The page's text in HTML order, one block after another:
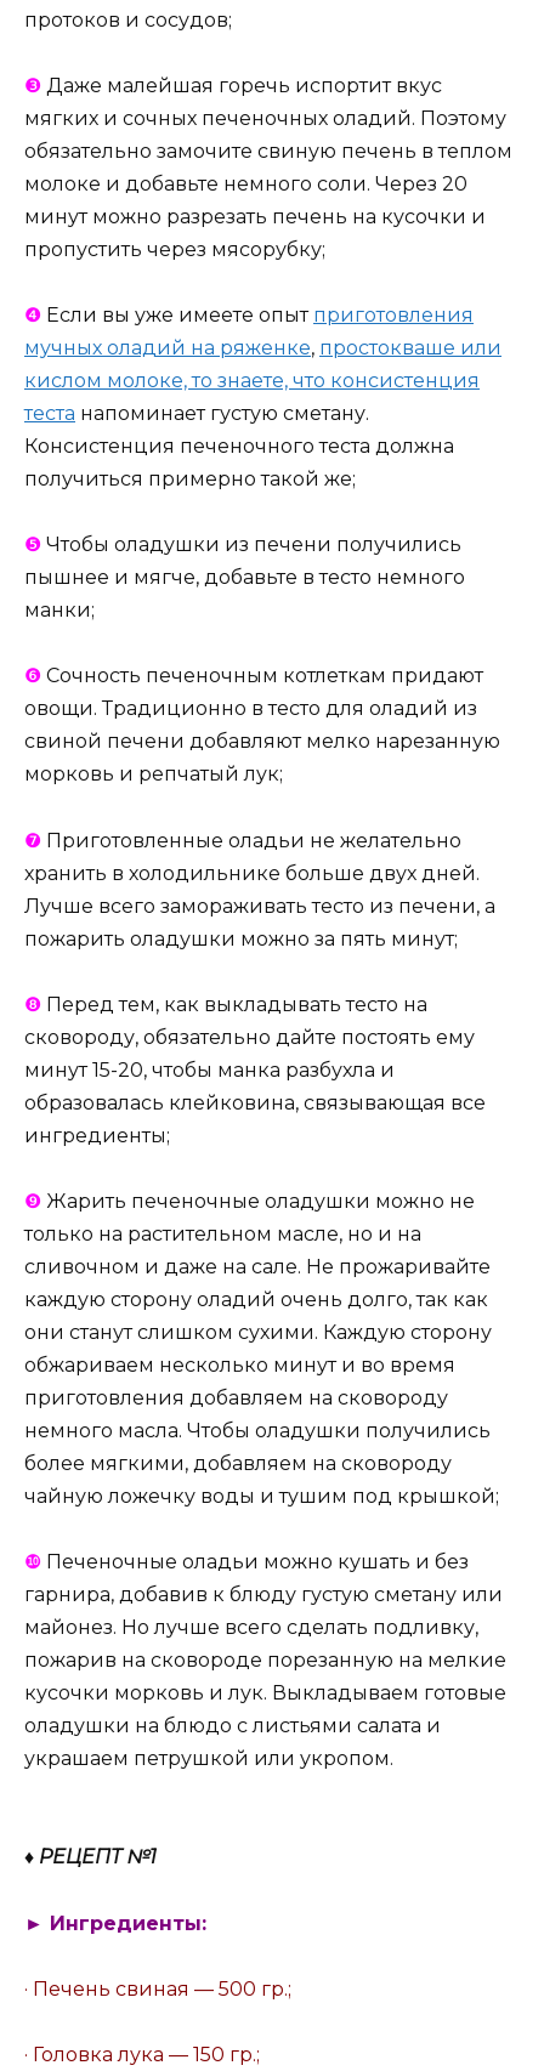
протоков и сосудов;
❸ Даже малейшая горечь испортит вкус
мягких и сочных печеночных оладий. Поэтому
обязательно замочите свиную печень в теплом
молоке и добавьте немного соли. Через 20
минут можно разрезать печень на кусочки и
пропустить через мясорубку;
❹ Если вы уже имеете опыт приготовления
мучных оладий на ряженке, простокваше или
кислом молоке, то знаете, что консистенция
теста напоминает густую сметану.
Консистенция печеночного теста должна
получиться примерно такой же;
❺ Чтобы оладушки из печени получились
пышнее и мягче, добавьте в тесто немного
манки;
❻ Сочность печеночным котлеткам придают
овощи. Традиционно в тесто для оладий из
свиной печени добавляют мелко нарезанную
морковь и репчатый лук;
❼ Приготовленные оладьи не желательно
хранить в холодильнике больше двух дней.
Лучше всего замораживать тесто из печени, а
пожарить оладушки можно за пять минут;
❽ Перед тем, как выкладывать тесто на
сковороду, обязательно дайте постоять ему
минут 15-20, чтобы манка разбухла и
образовалась клейковина, связывающая все
ингредиенты;
❾ Жарить печеночные оладушки можно не
только на растительном масле, но и на
сливочном и даже на сале. Не прожаривайте
каждую сторону оладий очень долго, так как
они станут слишком сухими. Каждую сторону
обжариваем несколько минут и во время
приготовления добавляем на сковороду
немного масла. Чтобы оладушки получились
более мягкими, добавляем на сковороду
чайную ложечку воды и тушим под крышкой;
❿ Печеночные оладьи можно кушать и без
гарнира, добавив к блюду густую сметану или
майонез. Но лучше всего сделать подливку,
пожарив на сковороде порезанную на мелкие
кусочки морковь и лук. Выкладываем готовые
оладушки на блюдо с листьями салата и
украшаем петрушкой или укропом.
♦ РЕЦЕПТ №1
► Ингредиенты:
· Печень свиная — 500 гр.;
· Головка лука — 150 гр.;